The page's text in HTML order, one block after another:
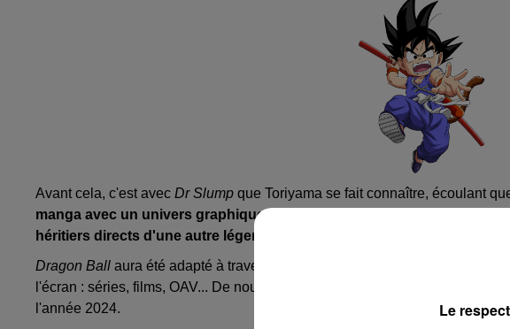
Avant cela, c'est avec Dr Slump que Toriyama se fait connaître, écoulant
manga avec un univers graphique déjà bien identifié,
héritiers directs d'une autre légende, Osamu Tezuka
Dragon Ball aura été adapté à travers le monde, s'écoulant à près de 300
l'écran : séries, films, OAV... De nouveaux projets étaient encore en cours,
l'année 2024.
Le